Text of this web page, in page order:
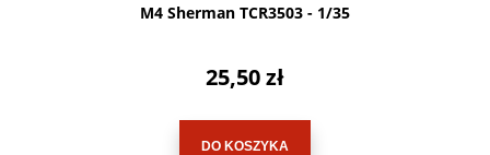
M4 Sherman TCR3503 - 1/35
25,50 zł
DO KOSZYKA